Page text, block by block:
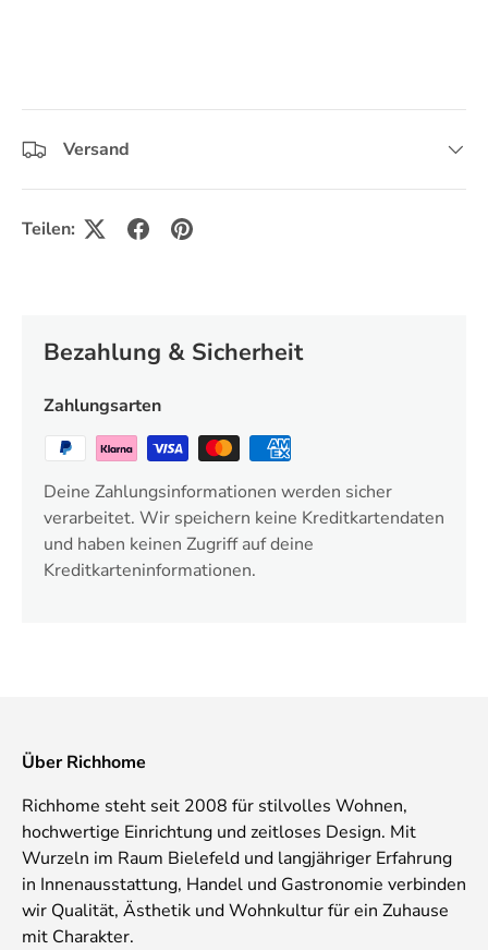
Versand
Teilen:
Bezahlung & Sicherheit
Zahlungsarten
Deine Zahlungsinformationen werden sicher
verarbeitet. Wir speichern keine Kreditkartendaten
und haben keinen Zugriff auf deine
Kreditkarteninformationen.
Über Richhome
Richhome steht seit 2008 für stilvolles Wohnen,
hochwertige Einrichtung und zeitloses Design. Mit
Wurzeln im Raum Bielefeld und langjähriger Erfahrung
in Innenausstattung, Handel und Gastronomie verbinden
wir Qualität, Ästhetik und Wohnkultur für ein Zuhause
mit Charakter.